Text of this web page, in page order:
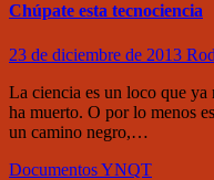
Chúpate esta tecnociencia
23 de diciembre de 2013
La ciencia es un loco que ya
ha muerto. O por lo menos
un camino negro,…
DocumentosYNQT